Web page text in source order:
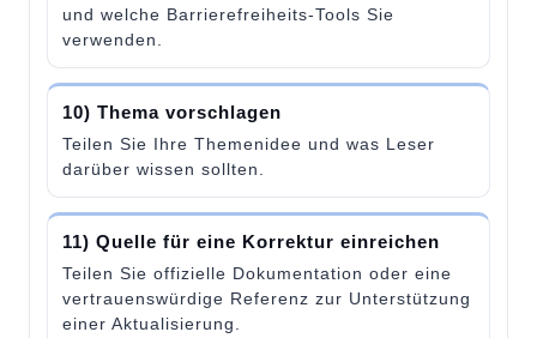
und welche Barrierefreiheits-Tools Sie
verwenden.
10) Thema vorschlagen
Teilen Sie Ihre Themenidee und was Leser
darüber wissen sollten.
11) Quelle für eine Korrektur einreichen
Teilen Sie offizielle Dokumentation oder eine
vertrauenswürdige Referenz zur Unterstützung
einer Aktualisierung.